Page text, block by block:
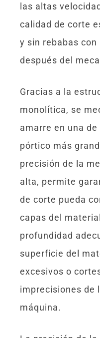
las altas
calidad de corte
y sin rebabas
después del
Gracias a la
monolítica, se
amarre en una
pórtico más
precisión de la
alta, permite
de corte pueda
capas del
profundidad
superficie del
excesivos o
imprecisiones de
máquina.